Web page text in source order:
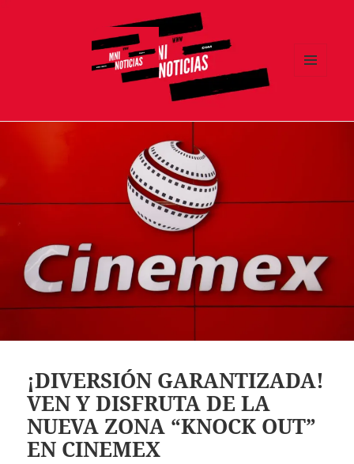
¡DIVERSIÓN GARANTIZADA!
VEN Y DISFRUTA DE LA
NUEVA ZONA “KNOCK OUT”
EN CINEMEX